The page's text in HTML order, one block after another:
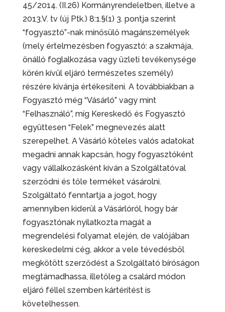
45/2014. (II.26) Kormányrendeletben, illetve a
2013.V. tv (új Ptk.) 8:1.§(1) 3. pontja szerint
“fogyasztó”-nak minősülő magánszemélyek
(mely értelmezésben fogyasztó: a szakmája,
önálló foglalkozása vagy üzleti tevékenysége
körén kívül eljáró természetes személy)
részére kívánja értékesíteni. A továbbiakban a
Fogyasztó még “Vásárló” vagy mint
“Felhasználó”, míg Kereskedő és Fogyasztó
együttesen “Felek” megnevezés alatt
szerepelhet. A Vásárló köteles valós adatokat
megadni annak kapcsán, hogy fogyasztóként
vagy vállalkozásként kíván a Szolgáltatóval
szerződni és tőle terméket vásárolni.
Szolgáltató fenntartja a jogot, hogy
amennyiben kiderül a Vásárlóról, hogy bár
fogyasztónak nyilatkozta magát a
megrendelési folyamat elején, de valójában
kereskedelmi cég, akkor a vele tévedésből
megkötött szerződést a Szolgáltató bíróságon
megtámadhassa, illetőleg a csalárd módon
eljáró féllel szemben kártérítést is
követelhessen.